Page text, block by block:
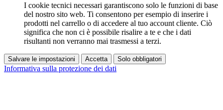
I cookie tecnici necessari garantiscono solo le funzioni di base
del nostro sito web. Ti consentono per esempio di inserire i
prodotti nel carrello o di accedere al tuo account cliente. Ciò
significa che non ci è possibile risalire a te e che i dati
risultanti non verranno mai trasmessi a terzi.
Salvare le impostazioni Accetta Solo obbligatori
Informativa sulla protezione dei dati